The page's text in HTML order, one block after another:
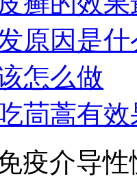
原因是什
怎么做
茼蒿有效
疫介导